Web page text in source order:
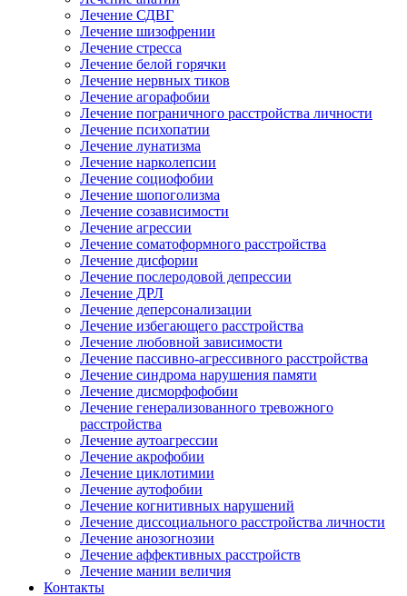
Лечение СДВГ
Лечение шизофрении
Лечение стресса
Лечение белой горячки
Лечение нервных тиков
Лечение агорафобии
Лечение пограничного расстройства личности
Лечение психопатии
Лечение лунатизма
Лечение нарколепсии
Лечение социофобии
Лечение шопоголизма
Лечение созависимости
Лечение агрессии
Лечение соматоформного расстройства
Лечение дисфории
Лечение послеродовой депрессии
Лечение ДРЛ
Лечение деперсонализации
Лечение избегающего расстройства
Лечение любовной зависимости
Лечение пассивно-агрессивного расстройства
Лечение синдрома нарушения памяти
Лечение дисморфофобии
Лечение генерализованного тревожного
расстройства
Лечение аутоагрессии
Лечение акрофобии
Лечение циклотимии
Лечение аутофобии
Лечение когнитивных нарушений
Лечение диссоциального расстройства личности
Лечение анозогнозии
Лечение аффективных расстройств
Лечение мании величия
Контакты